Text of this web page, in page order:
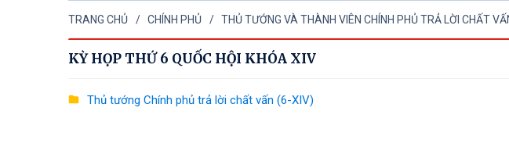
TRANG CHỦ CHÍNH PHỦ THỦ TƯỚNG VÀ THÀNH VIÊN CHÍNH PHỦ TRẢ LỜI CHẤT
KỲ HỌP THỨ 6 QUỐC HỘI KHÓA XIV
Thủ tướng Chính phủ trả lời chất vấn (6-XIV)